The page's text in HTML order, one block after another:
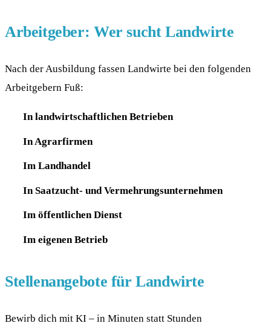
Arbeitgeber: Wer sucht Landwirte
Nach der Ausbildung fassen Landwirte bei den folgenden
Arbeitgebern Fuß:
In landwirtschaftlichen Betrieben
In Agrarfirmen
Im Landhandel
In Saatzucht- und Vermehrungsunternehmen
Im öffentlichen Dienst
Im eigenen Betrieb
Stellenangebote für Landwirte
Bewirb dich mit KI – in Minuten statt Stunden